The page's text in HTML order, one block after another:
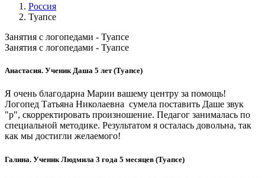
Россия
Туапсе
Занятия с логопедами - Туапсе
Занятия с логопедами - Туапсе
Анастасия. Ученик Даша 5 лет (Туапсе)
Я очень благодарна Марии вашему центру за помощь!
Логопед Татьяна Николаевна сумела поставить Даше звук
"р", скорректировать произношение. Педагог занималась по
специальной методике. Результатом я осталась довольна, так
как мы достигли желаемого!
Галина. Ученик Людмила 3 года 5 месяцев (Туапсе)